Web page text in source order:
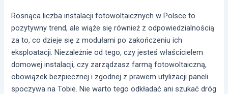
Rosnąca liczba instalacji fotowoltaicznych w Polsce to
pozytywny trend, ale wiąże się również z odpowiedzialnością
za to, co dzieje się z modułami po zakończeniu ich
eksploatacji. Niezależnie od tego, czy jesteś właścicielem
domowej instalacji, czy zarządzasz farmą fotowoltaiczną,
obowiązek bezpiecznej i zgodnej z prawem utylizacji paneli
spoczywa na Tobie. Nie warto tego odkładać ani szukać dróg